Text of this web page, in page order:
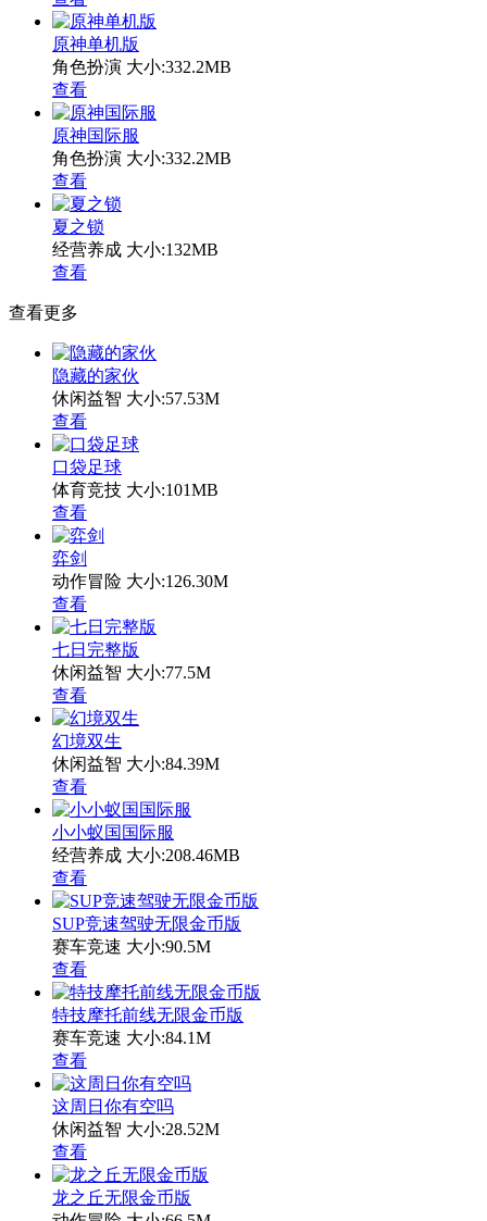
原神单机版
角色扮演 大小:332.2MB
查看
原神国际服
角色扮演 大小:332.2MB
查看
夏之锁
经营养成 大小:132MB
查看
查看更多
隐藏的家伙
休闲益智 大小:57.53M
查看
口袋足球
体育竞技 大小:101MB
查看
弈剑
动作冒险 大小:126.30M
查看
七日完整版
休闲益智 大小:77.5M
查看
幻境双生
休闲益智 大小:84.39M
查看
小小蚁国国际服
经营养成 大小:208.46MB
查看
SUP竞速驾驶无限金币版
赛车竞速 大小:90.5M
查看
特技摩托前线无限金币版
赛车竞速 大小:84.1M
查看
这周日你有空吗
休闲益智 大小:28.52M
查看
龙之丘无限金币版